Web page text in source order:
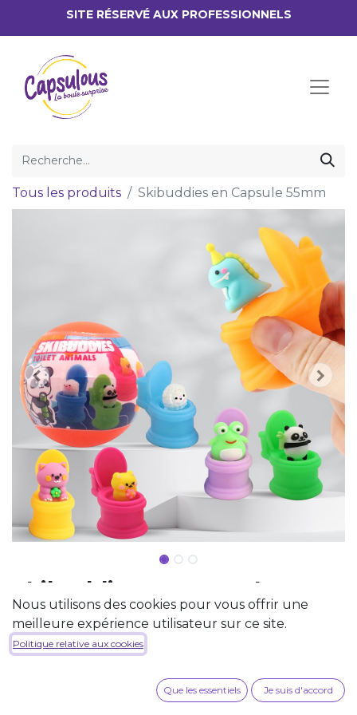
SITE RÉSERV​É AUX PROFESSIONNELS
Tous les produits Skibuddies en Capsule 55mm
Skibuddies en Capsule
55mm
6 modèles à collectionner.
Nous utilisons des cookies pour vous offrir une
meilleure expérience utilisateur sur ce site.
Politique relative aux cookies
Que les essentiels Je suis d'accord